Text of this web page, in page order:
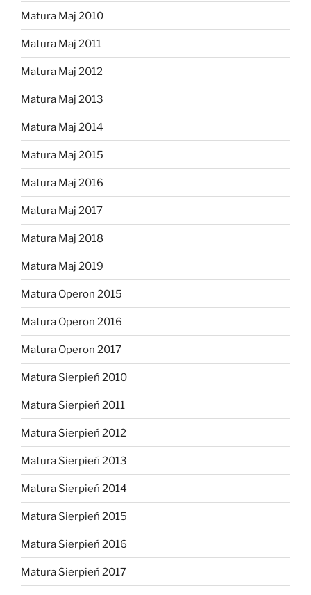
Matura Maj 2010
Matura Maj 2011
Matura Maj 2012
Matura Maj 2013
Matura Maj 2014
Matura Maj 2015
Matura Maj 2016
Matura Maj 2017
Matura Maj 2018
Matura Maj 2019
Matura Operon 2015
Matura Operon 2016
Matura Operon 2017
Matura Sierpień 2010
Matura Sierpień 2011
Matura Sierpień 2012
Matura Sierpień 2013
Matura Sierpień 2014
Matura Sierpień 2015
Matura Sierpień 2016
Matura Sierpień 2017